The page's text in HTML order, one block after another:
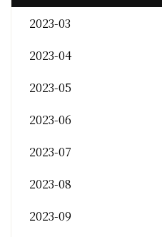
2023-03
2023-04
2023-05
2023-06
2023-07
2023-08
2023-09